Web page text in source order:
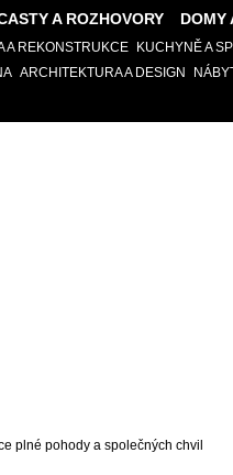
A ROZHOVORY DOMY
A REKONSTRUKCE
KUCHYNĚ A
ARCHITEKTURA A DESIGN
plné pohody a společných chvil